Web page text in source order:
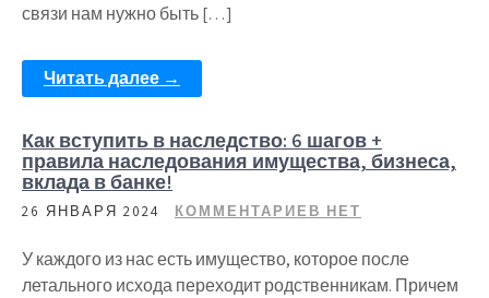
связи нам нужно быть […]
Читать далее →
Как вступить в наследство: 6 шагов +
правила наследования имущества, бизнеса,
вклада в банке!
26 ЯНВАРЯ 2024 КОММЕНТАРИЕВ НЕТ
У каждого из нас есть имущество, которое после
летального исхода переходит родственникам. Причем